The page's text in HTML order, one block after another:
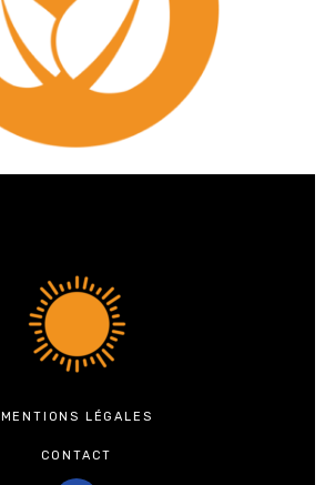
MENTIONS LÉGALES
CONTACT